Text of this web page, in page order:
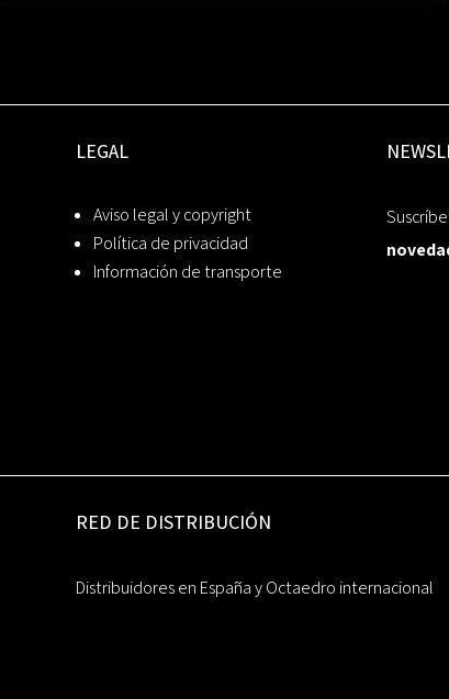
LEGAL
Aviso legal y copyright
Política de privacidad
Información de transporte
RED DE DISTRIBUCIÓN
Distribuidores en España y Octaedro internacional